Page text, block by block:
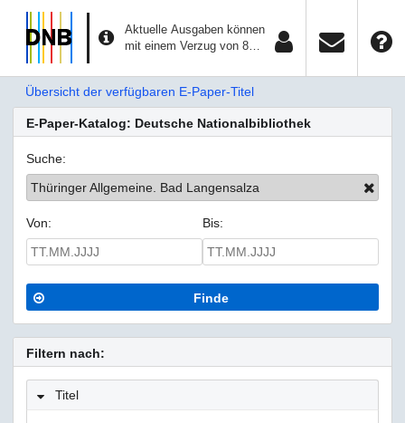
Aktuelle Ausgaben können
mit einem Verzug von 8
Übersicht der verfügbaren E-Paper-Titel
E-Paper-Katalog: Deutsche Nationalbibliothek
Suche:
Thüringer Allgemeine. Bad Langensalza
Von: Bis:
Finde
Filtern nach:
Titel